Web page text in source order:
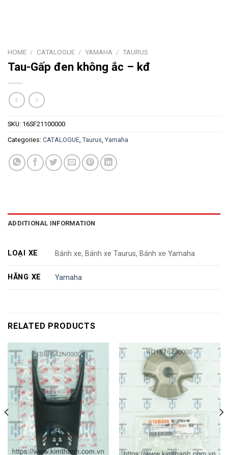
HOME / CATALOGUE / YAMAHA / TAURUS
Tau-Gấp đen không ắc – kđ
SKU: 16SF21100000
Categories: CATALOGUE, Taurus, Yamaha
ADDITIONAL INFORMATION
LOẠI XE Bánh xe, Bánh xe Taurus, Bánh xe Yamaha
HÃNG XE Yamaha
RELATED PRODUCTS